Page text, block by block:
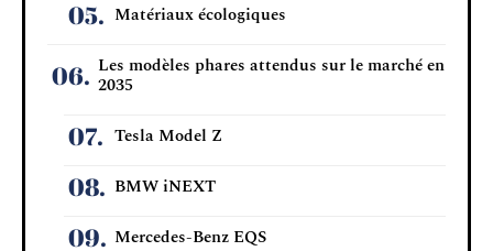
Matériaux écologiques
Les modèles phares attendus sur le marché en
2035
Tesla Model Z
BMW iNEXT
Mercedes-Benz EQS